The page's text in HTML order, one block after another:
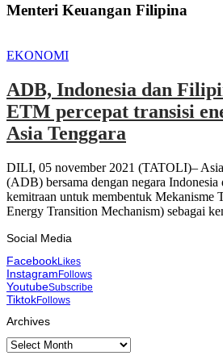
Menteri Keuangan Filipina
EKONOMI
ADB, Indonesia dan
ETM percepat transisi
Asia Tenggara
DILI, 05 november 2021 (TATOLI)–
(ADB) bersama dengan negara
kemitraan untuk membentuk Mekanisme
Energy Transition Mechanism) sebagai
Social Media
FacebookLikes
InstagramFollows
YoutubeSubscribe
TiktokFollows
Archives
Archives